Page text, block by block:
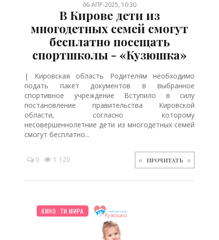
06-АПР-2025, 10:30
В Кирове дети из
многодетных семей смогут
бесплатно посещать
спортшколы - «Кузюшка»
| Кировская область Родителям необходимо
подать пакет документов в выбранное
спортивное учреждение Вступило в силу
постановление правительства Кировской
области, согласно которому
несовершеннолетние дети из многодетных семей
смогут бесплатно...
0 1 120 ПРОЧИТАТЬ
ПЛАНИРОВАНИЕ
ШКОЛЬНИК
НОВОСТИ МИРА
КИНО